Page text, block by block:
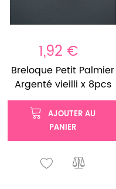
1,92 €
Breloque Petit Palmier
Argenté vieilli x 8pcs
AJOUTER AU
PANIER